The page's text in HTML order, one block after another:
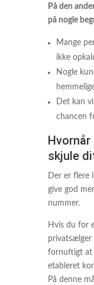
På den
på nogle
Mange
ikke
Nogle
Det kan
chancen
skjule
Der er flere
give god
nummer.
Hvis du for
privatsælger
fornuftigt at
etableret
På denne